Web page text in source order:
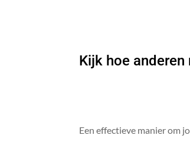
Kijk hoe anderen
Een effectieve manier om